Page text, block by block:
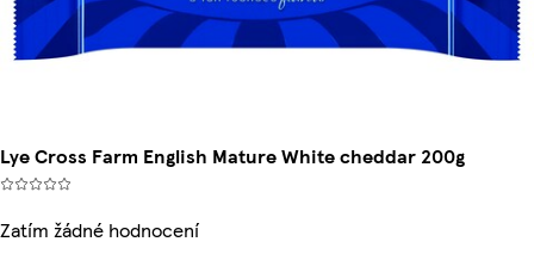
Lye Cross Farm English Mature White cheddar 200g
Zatím žádné hodnocení